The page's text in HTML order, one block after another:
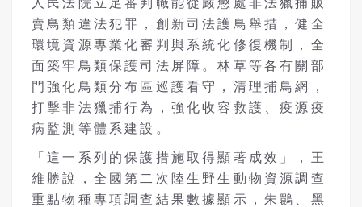
賣鳥類違法犯罪，創新司法護鳥舉措，健全
環境資源專業化審判與系統化修復機制，全
面築牢鳥類保護司法屏障。林草等各有關部
門強化鳥類分布區巡護看守，清理捕鳥網，
打擊非法獵捕行為，強化收容救護、疫源疫
病監測等體系建設。
「這一系列的保護措施取得顯著成效」，王
維勝說，全國第二次陸生野生動物資源調查
重點物種專項調查結果數據顯示，朱䴉、黑